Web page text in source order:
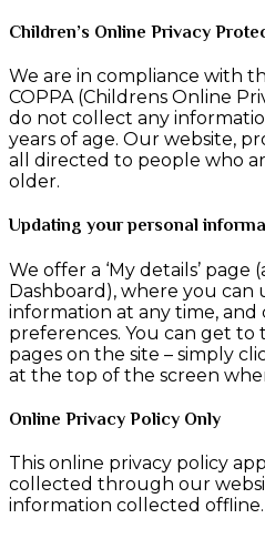
Children’s Online Privacy
We are in compliance with
COPPA (Childrens Online
do not collect any
years of age. Our website,
all directed to people who
older.
Updating your personal
We offer a ‘My details’ page
Dashboard), where you can
information at any time,
preferences. You can get to
pages on the site – simply
at the top of the screen
Online Privacy Policy Only
This online privacy policy
collected through our
information collected offline.